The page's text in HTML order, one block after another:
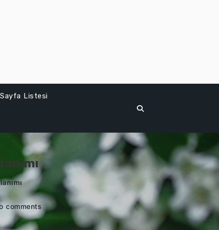
Sayfa Listesi
comments